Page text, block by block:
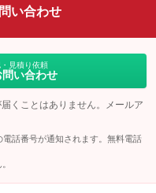
ルーフレール
：装備あり
：装備なし
い合わせ
見積り依頼
い合わせ
くことはありません。メールア
話番号が通知されます。無料電話